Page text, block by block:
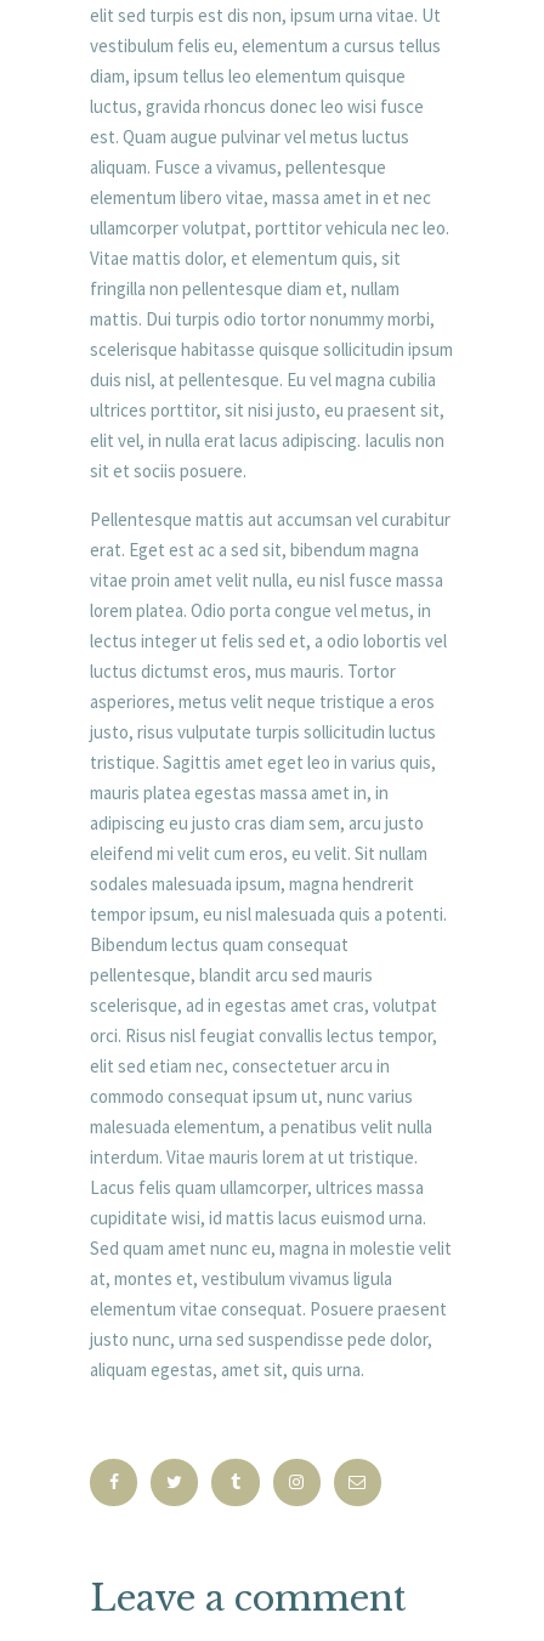
elit sed turpis est dis non, ipsum urna vitae. Ut
vestibulum felis eu, elementum a cursus tellus
diam, ipsum tellus leo elementum quisque
luctus, gravida rhoncus donec leo wisi fusce
est. Quam augue pulvinar vel metus luctus
aliquam. Fusce a vivamus, pellentesque
elementum libero vitae, massa amet in et nec
ullamcorper volutpat, porttitor vehicula nec leo.
Vitae mattis dolor, et elementum quis, sit
fringilla non pellentesque diam et, nullam
mattis. Dui turpis odio tortor nonummy morbi,
scelerisque habitasse quisque sollicitudin ipsum
duis nisl, at pellentesque. Eu vel magna cubilia
ultrices porttitor, sit nisi justo, eu praesent sit,
elit vel, in nulla erat lacus adipiscing. Iaculis non
sit et sociis posuere.
Pellentesque mattis aut accumsan vel curabitur
erat. Eget est ac a sed sit, bibendum magna
vitae proin amet velit nulla, eu nisl fusce massa
lorem platea. Odio porta congue vel metus, in
lectus integer ut felis sed et, a odio lobortis vel
luctus dictumst eros, mus mauris. Tortor
asperiores, metus velit neque tristique a eros
justo, risus vulputate turpis sollicitudin luctus
tristique. Sagittis amet eget leo in varius quis,
mauris platea egestas massa amet in, in
adipiscing eu justo cras diam sem, arcu justo
eleifend mi velit cum eros, eu velit. Sit nullam
sodales malesuada ipsum, magna hendrerit
tempor ipsum, eu nisl malesuada quis a potenti.
Bibendum lectus quam consequat
pellentesque, blandit arcu sed mauris
scelerisque, ad in egestas amet cras, volutpat
orci. Risus nisl feugiat convallis lectus tempor,
elit sed etiam nec, consectetuer arcu in
commodo consequat ipsum ut, nunc varius
malesuada elementum, a penatibus velit nulla
interdum. Vitae mauris lorem at ut tristique.
Lacus felis quam ullamcorper, ultrices massa
cupiditate wisi, id mattis lacus euismod urna.
Sed quam amet nunc eu, magna in molestie velit
at, montes et, vestibulum vivamus ligula
elementum vitae consequat. Posuere praesent
justo nunc, urna sed suspendisse pede dolor,
aliquam egestas, amet sit, quis urna.
Leave a comment